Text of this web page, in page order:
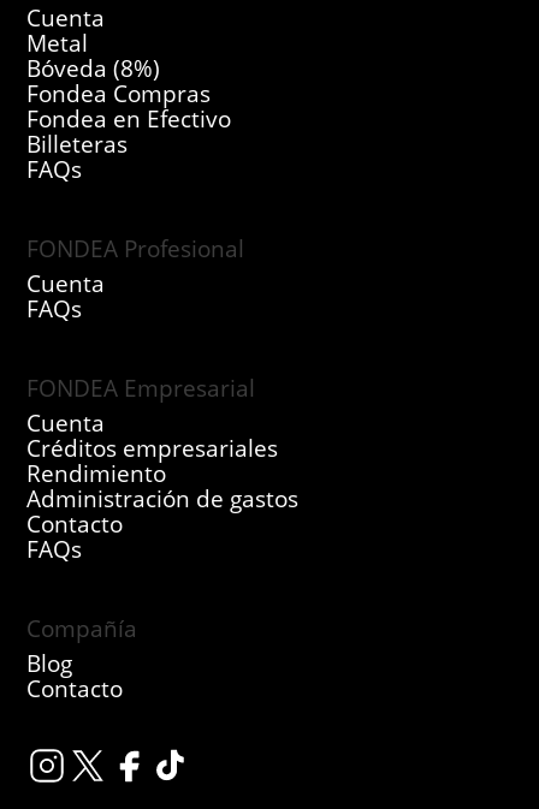
Cuenta
Metal
Bóveda (8%)
Fondea Compras
Fondea en Efectivo
Billeteras
FAQs
FONDEA Profesional
Cuenta
FAQs
FONDEA Empresarial
Cuenta
Créditos empresariales
Rendimiento
Administración de gastos
Contacto
FAQs
Compañía
Blog
Contacto